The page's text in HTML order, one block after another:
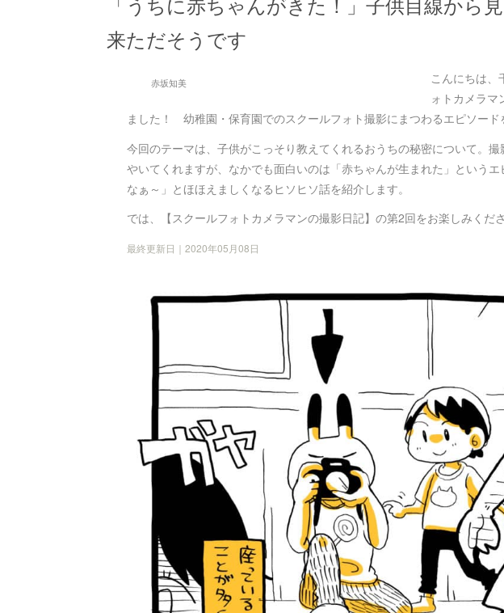
来ただそうです
赤坂知美
最終更新日｜2020年05月08日
こんにちは、
ォトカメラマ
ました！ 幼稚園・保育園でのスクールフォト撮影にまつわるエピソード
今回のテーマは、子供がこっそり教えてくれるおうちの秘密について。
やいてくれますが、なかでも面白いのは「赤ちゃんが生まれた」という
なぁ～」とほほえましくなるヒソヒソ話を紹介します。
では、【スクールフォトカメラマンの撮影日記】の第2回をお楽しみくださ